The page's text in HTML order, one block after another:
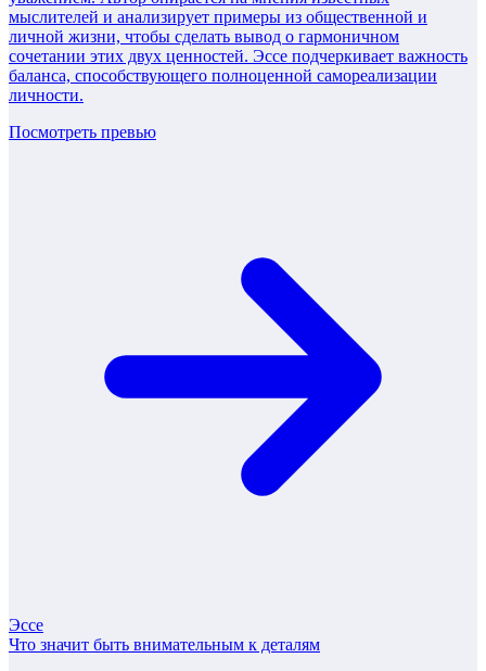
мыслителей и анализирует примеры из общественной и
личной жизни, чтобы сделать вывод о гармоничном
сочетании этих двух ценностей. Эссе подчеркивает важность
баланса, способствующего полноценной самореализации
личности.
Посмотреть превью
Эссе
Что значит быть внимательным к деталям